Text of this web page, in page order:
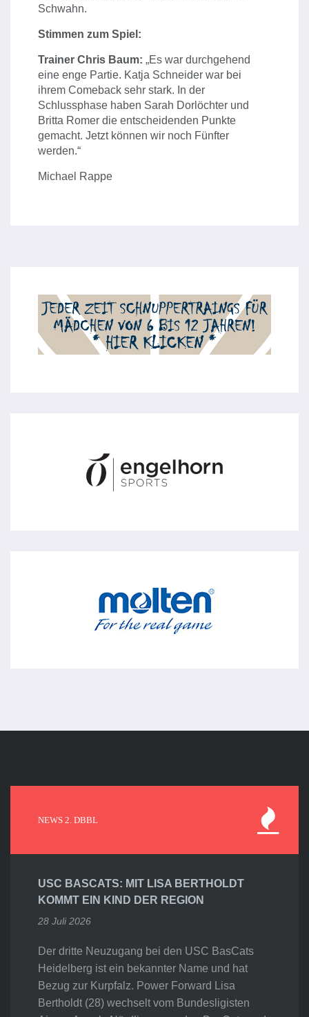
Schwahn.
Stimmen zum Spiel:
Trainer Chris Baum: „Es war durchgehend
eine enge Partie. Katja Schneider war bei
ihrem Comeback sehr stark. In der
Schlussphase haben Sarah Dorlöchter und
Britta Romer die entscheidenden Punkte
gemacht. Jetzt können wir noch Fünfter
werden.“
Michael Rappe
NEWS 2. DBBL
USC BASCATS: MIT LISA BERTHOLDT
KOMMT EIN KIND DER REGION
28 Juli 2026
Der dritte Neuzugang bei den USC BasCats
Heidelberg ist ein bekannter Name und hat
Bezug zur Kurpfalz. Power Forward Lisa
Bertholdt (28) wechselt vom Bundesligisten